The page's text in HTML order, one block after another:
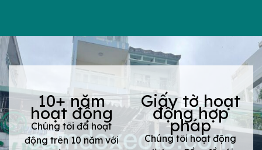
10+ năm
hoạt động
Chúng tôi đã hoạt
động trên 10 năm với
Giấy tờ hoạt
động hợp
pháp
Chúng tôi hoạt động